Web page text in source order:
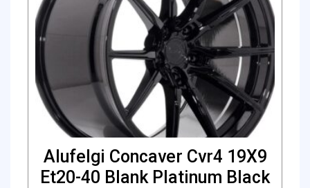
Alufelgi Concaver Cvr4 19X9
Et20-40 Blank Platinum Black